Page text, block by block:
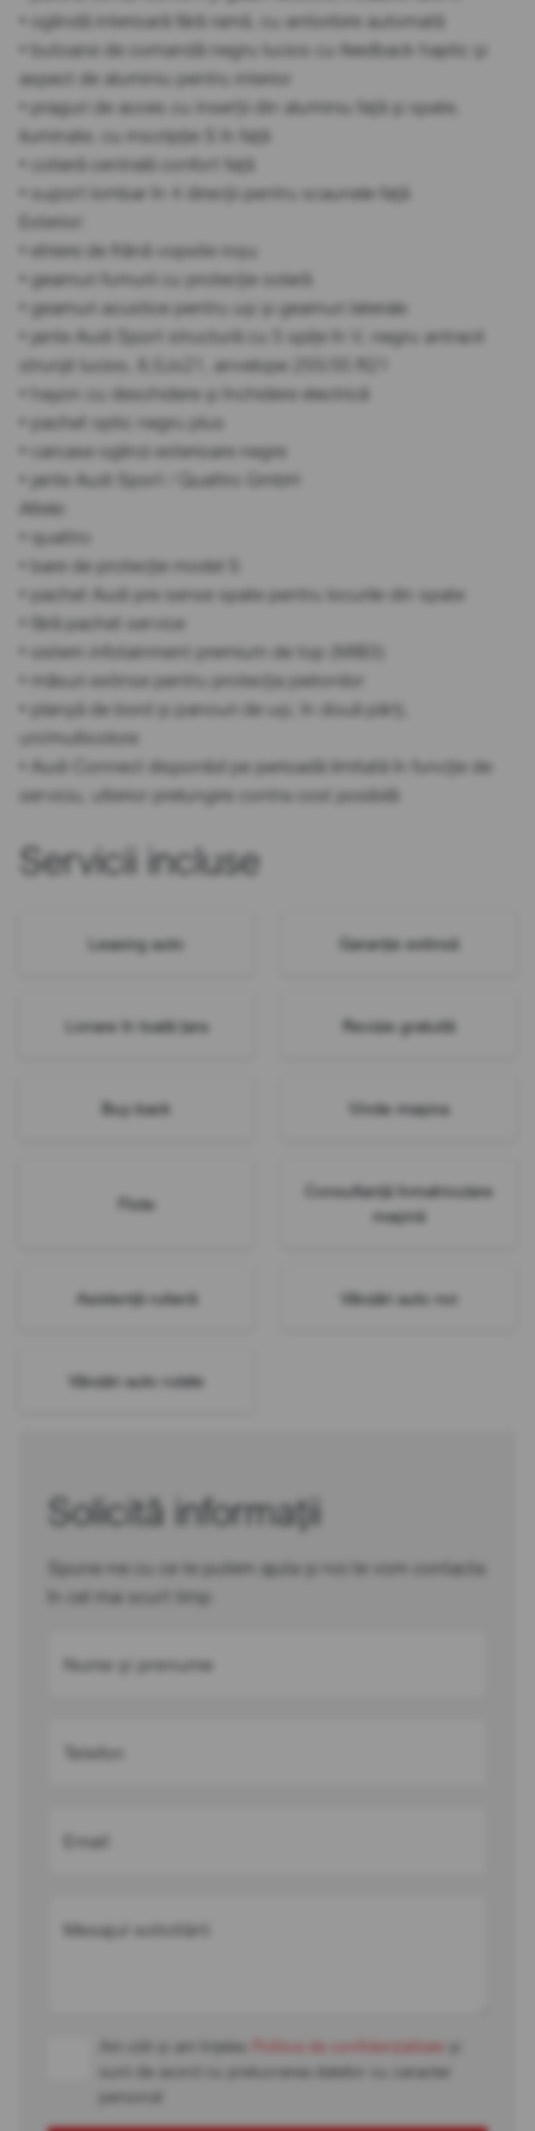
• oglindă interioară fără ramă, cu antiorbire automată
• butoane de comandă negru lucios cu feedback haptic și
aspect de aluminiu pentru interior
• praguri de acces cu inserții din aluminiu față și spate,
iluminate, cu inscripție S în față
• cotieră centrală confort față
• suport lombar în 4 direcții pentru scaunele față
Exterior:
• etriere de frână vopsite roșu
• geamuri fumurii cu protecție solară
• geamuri acustice pentru uși și geamuri laterale
• jante Audi Sport structură cu 5 spițe în V, negru antracit
strunjit lucios, 8,5Jx21, anvelope 255/35 R21
• hayon cu deschidere și închidere electrică
• pachet optic negru plus
• carcase oglinzi exterioare negre
• jante Audi Sport / Quattro GmbH
Altele:
• quattro
• bare de protecție model S
• pachet Audi pre sense spate pentru locurile din spate
• fără pachet service
• sistem infotainment premium de top (MIB3)
• măsuri extinse pentru protecția pietonilor
• planșă de bord și panouri de uși, în două părți,
uni/multicolore
• Audi Connect disponibil pe perioadă limitată în funcție de
serviciu, ulterior prelungire contra cost posibilă
Servicii incluse
Leasing auto Garanție extinsă
Livrare în toată țara Revizie gratuită
Buy-back Vinde mașina
Flote
Consultanță înmatriculare
mașină
Asistență rutieră Vânzări auto noi
Vânzări auto rulate
Solicită informații
Spune-ne cu ce te putem ajuta și noi te vom contacta
în cel mai scurt timp
Nume și prenume
Telefon
Email
Mesajul solicitării
Am citit și am înțeles Politica de confidențialitate
sunt de acord cu prelucrarea datelor cu caracter
personal